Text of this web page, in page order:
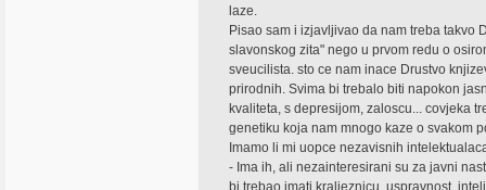
laze.
Pisao sam i izjavljivao da nam treba takvo
slavonskog zita" nego u prvom redu o
sveucilista. sto ce nam inace Drustvo
prirodnih. Svima bi trebalo biti napokon
kvaliteta, s depresijom, zaloscu... covjeka
genetiku koja nam mnogo kaze o svakom
Imamo li mi uopce nezavisnih
- Ima ih, ali nezainteresirani su za javni
bi trebao imati kraljeznicu, uspravnost,